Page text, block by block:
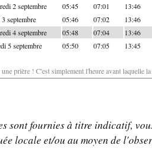
2 septembre 05:45 07:01 13:46
septembre 05:46 07:02 13:46
4 septembre 05:48 07:04 13:46
5 septembre 05:50 07:05 13:45
prière ! C'est simplement l'heure avant laquelle
sont fournies à titre indicatif,
locale et/ou au moyen de